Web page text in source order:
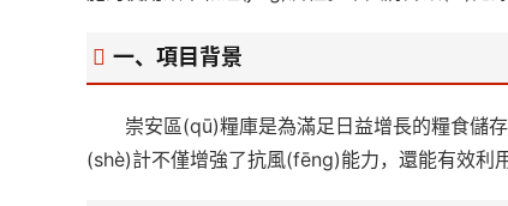
一、項目背景
崇安區(qū)糧庫是為滿足日益增長的糧食儲
(shè)計不僅增強了抗風(fēng)能力，還能有效利